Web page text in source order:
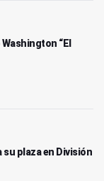
“El
su plaza en División